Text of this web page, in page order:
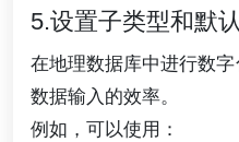
5.设置子类型和默
在地理数据库中进行数
数据输入的效率。
例如，可以使用：